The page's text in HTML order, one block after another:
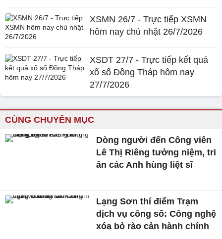
XSMN 26/7 - Trực tiếp XSMN
hôm nay chủ nhật 26/7/2026
XSDT 27/7 - Trực tiếp kết quả
xổ số Đồng Tháp hôm nay
27/7/2026
CÙNG CHUYÊN MỤC
Dòng người đến Công viên
Lê Thị Riêng tưởng niệm, tri
ân các Anh hùng liệt sĩ
Lạng Sơn thí điểm Trạm
dịch vụ công số: Công nghệ
xóa bỏ rào cản hành chính